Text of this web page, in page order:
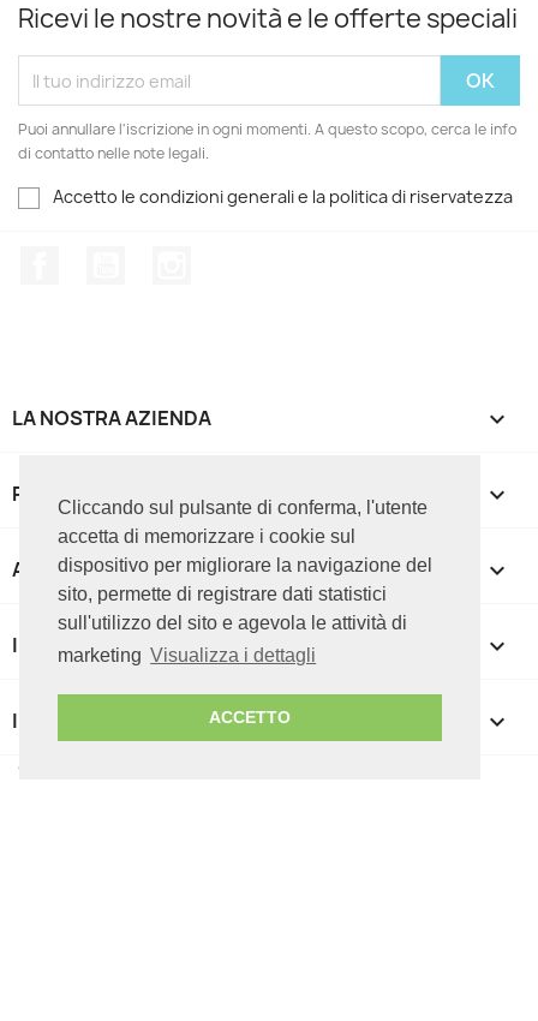
Cliccando sul pulsante di conferma, l'utente
accetta di memorizzare i cookie sul
dispositivo per migliorare la navigazione del
sito, permette di registrare dati statistici
sull'utilizzo del sito e agevola le attività di
marketing Visualizza i dettagli
ACCETTO
Ricevi le nostre novità e le offerte speciali
Puoi annullare l'iscrizione in ogni momenti. A questo scopo, cerca le info
di contatto nelle note legali.
Accetto le condizioni generali e la politica di riservatezza
LA NOSTRA AZIENDA 
PRODOTTI 
APPROFONDIMENTI 
IL TUO ACCOUNT 
INFORMAZIONI NEGOZIO keyboard_arrow_down
© 2026 ICT CUBE srl - P.IVA 07085050727